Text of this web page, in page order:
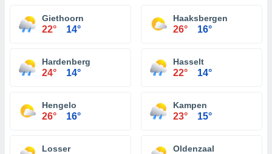
Giethoorn
22° 14°
Haaksbergen
26° 16°
Hardenberg
24° 14°
Hasselt
22° 14°
Hengelo
26° 16°
Kampen
23° 15°
Losser Oldenzaal